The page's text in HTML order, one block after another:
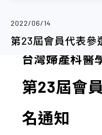
2022/06/14
第23屆會員代表參
台灣婦產科醫
第23屆會
名通知